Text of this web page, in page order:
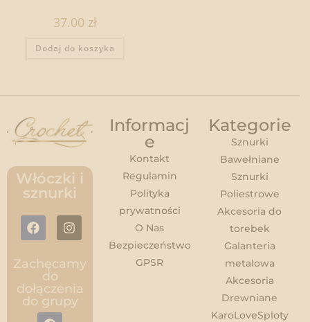
37.00 zł
Dodaj do koszyka
Włóczki i
sznurki
Zachęcamy
do
dołączenia
do grupy
Informacj
e
Kontakt
Regulamin
Polityka
prywatności
O Nas
Bezpieczeństwo
GPSR
Kategorie
Sznurki
Bawełniane
Sznurki
Poliestrowe
Akcesoria do
torebek
Galanteria
metalowa
Akcesoria
Drewniane
KaroLoveSploty